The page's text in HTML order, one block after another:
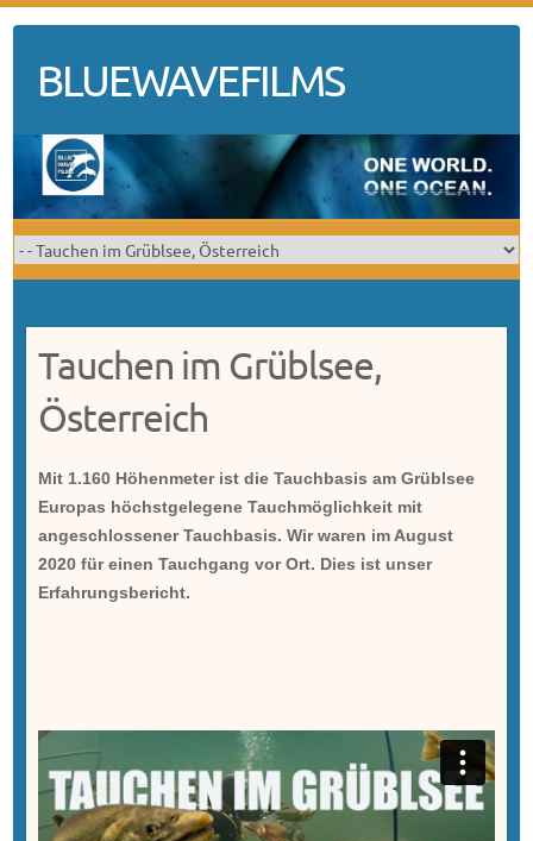
contentBLUEWAVEFILMS
Tauchen im Grüblsee,
Österreich
Mit 1.160 Höhenmeter ist die Tauchbasis am Grüblsee
Europas höchstgelegene Tauchmöglichkeit mit
angeschlossener Tauchbasis. Wir waren im August
2020 für einen Tauchgang vor Ort. Dies ist unser
Erfahrungsbericht.